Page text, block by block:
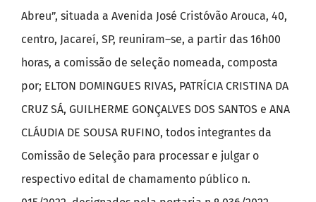
Abreu”, situada a Avenida José Cristóvão Arouca, 40,
centro, Jacareí, SP, reuniram–se, a partir das 16h00
horas, a comissão de seleção nomeada, composta
por; ELTON DOMINGUES RIVAS, PATRÍCIA CRISTINA DA
CRUZ SÁ, GUILHERME GONÇALVES DOS SANTOS e ANA
CLÁUDIA DE SOUSA RUFINO, todos integrantes da
Comissão de Seleção para processar e julgar o
respectivo edital de chamamento público n.